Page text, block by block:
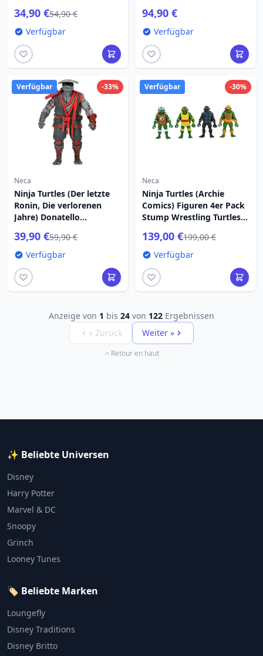
34,90 €54,90 €
Verfügbar
94,90 €
Verfügbar
-33%
Verfügbar
Neca
Ninja Turtles (Der letzte
Ronin, Die verlorenen
Jahre) Donatello
39,90 €59,90 €
Verfügbar
-30%
Verfügbar
Neca
Ninja Turtles (Archie
Comics) Figuren 4er Pack
Stump Wrestling Turtles
139,00 €199,00 €
Verfügbar
Anzeige von 1 bis 24 von 122 Ergebnissen
« Zurück
Weiter »
Retour en haut
✨ Beliebte Universen
Disney
Harry Potter
Marvel & DC
Snoopy
Grinch
Looney Tunes
🏷️ Beliebte Marken
Loungefly
Disney Traditions
Disney Britto